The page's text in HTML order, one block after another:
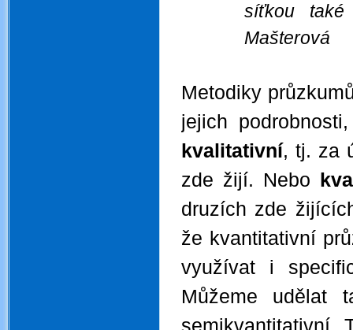
síťkou
Mašterová
Metodiky
jejich
kvalitativní, tj. za
zde žijí. Nebo
druzích zde
že kvantitativní
využívat i
Můžeme udělat